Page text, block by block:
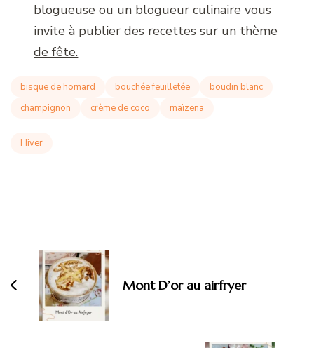
blogueuse ou un blogueur culinaire vous
invite à publier des recettes sur un thème
de fête.
bisque de homard bouchée feuilletée
boudin blanc
champignon
crème de coco maïzena
Hiver
d'article
Mont D’or au airfryer